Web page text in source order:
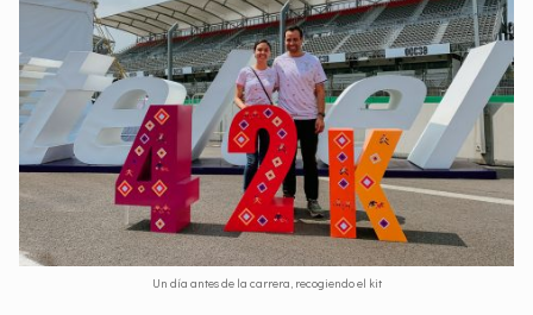
Un día antes de la carrera, recogiendo el kit